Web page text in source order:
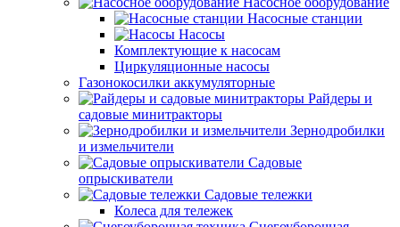
Насосные станции
Насосы
Комплектующие к насосам
Циркуляционные насосы
Газонокосилки аккумуляторные
Райдеры и
садовые минитракторы
Зернодробилки
и измельчители
Садовые
опрыскиватели
Садовые тележки
Колеса для тележек